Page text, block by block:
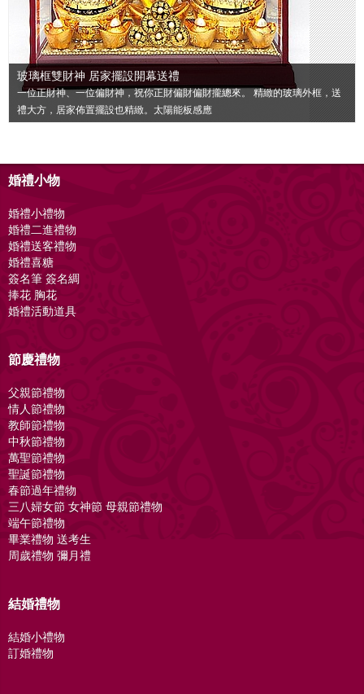
玻璃框雙財神 居家擺設開幕送禮
一位正財神、一位偏財神，祝你正財偏財偏財攏總來。 精緻的玻璃外框，送
禮大方，居家佈置擺設也精緻。太陽能板感應
婚禮小物
婚禮小禮物
婚禮二進禮物
婚禮送客禮物
婚禮喜糖
簽名筆 簽名綢
捧花 胸花
婚禮活動道具
節慶禮物
父親節禮物
情人節禮物
教師節禮物
中秋節禮物
萬聖節禮物
聖誕節禮物
春節過年禮物
三八婦女節 女神節 母親節禮物
端午節禮物
畢業禮物 送考生
周歲禮物 彌月禮
結婚禮物
結婚小禮物
訂婚禮物